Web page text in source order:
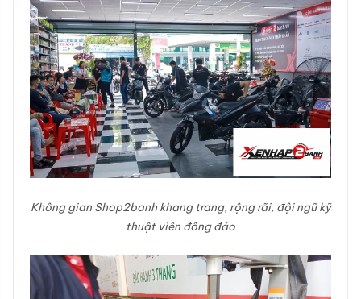
Không gian Shop2banh khang trang, rộng rãi, đội ngũ kỹ
thuật viên đông đảo